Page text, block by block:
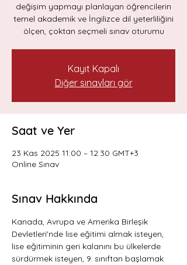
değişim yapmayı planlayan öğrencilerin
temel akademik ve İngilizce dil yeterliliğini
ölçen, çoktan seçmeli sınav oturumu
Kayıt Kapalı
Diğer sınavları gör
Saat ve Yer
23 Kas 2025 11:00 – 12:30 GMT+3
Online Sınav
Sınav Hakkında
Kanada, Avrupa ve Amerika Birleşik
Devletleri'nde lise eğitimi almak isteyen,
lise eğitiminin geri kalanını bu ülkelerde
sürdürmek isteyen, 9. sınıftan başlamak